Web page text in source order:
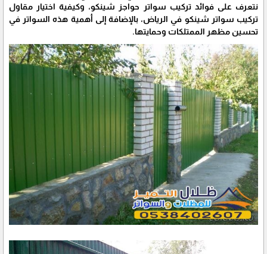
نتعرف على فوائد تركيب سواتر حواجز شينكو، وكيفية اختيار مقاول
تركيب سواتر شينكو في الرياض، بالإضافة إلى أهمية هذه السواتر في
تحسين مظهر الممتلكات وحمايتها.